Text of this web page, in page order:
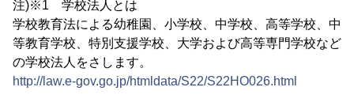
注)※1 学校法人とは
学校教育法による幼稚園、小学校、中学校、高等学校、中
等教育学校、特別支援学校、大学および高等専門学校など
の学校法人をさします。
http://law.e-gov.go.jp/htmldata/S22/S22HO026.html